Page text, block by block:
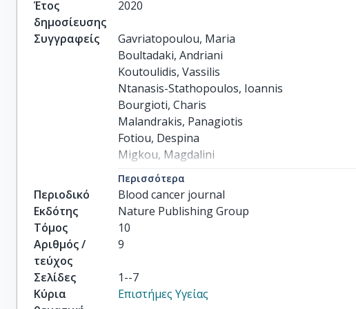
Έτος
δημοσίευσης
2020
Συγγραφείς
Gavriatopoulou, Maria
Boultadaki, Andriani
Koutoulidis, Vassilis
Ntanasis-Stathopoulos, Ioannis
Bourgioti, Charis
Malandrakis, Panagiotis
Fotiou, Despina
Migkou, Magdalini
Kanellias, Nikolaos
Eleutherakis-Papaiakovou, Evangelos
others
Περισσότερα
Περιοδικό
Blood cancer journal
Εκδότης
Nature Publishing Group
Τόμος
10
Αριθμός /
τεύχος
9
Σελίδες
1--7
Κύρια
Επιστήμες Υγείας